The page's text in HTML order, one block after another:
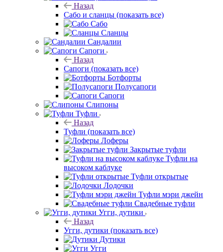
Назад
Сабо и сланцы (показать все)
Сабо
Сланцы
Сандалии
Сапоги
Назад
Сапоги (показать все)
Ботфорты
Полусапоги
Сапоги
Слипоны
Туфли
Назад
Туфли (показать все)
Лоферы
Закрытые туфли
Туфли на
высоком каблуке
Туфли открытые
Лодочки
Туфли мэри джейн
Свадебные туфли
Угги, дутики
Назад
Угги, дутики (показать все)
Дутики
Угги